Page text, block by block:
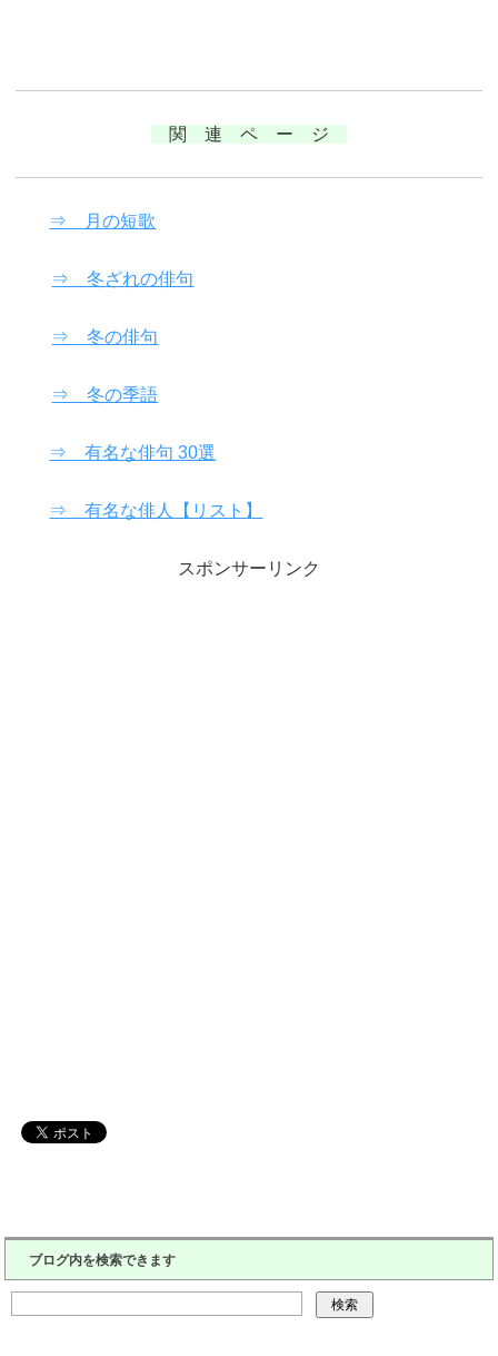
関 連 ペ ー ジ
⇒ 月の短歌
⇒ 冬ざれの俳句
⇒ 冬の俳句
⇒ 冬の季語
⇒ 有名な俳句 30選
⇒ 有名な俳人【リスト】
スポンサーリンク
ブログ内を検索できます